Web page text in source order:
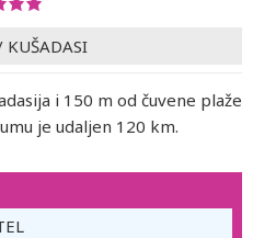
KUŠADASI
i 150 m od čuvene plaže
je udaljen 120 km.